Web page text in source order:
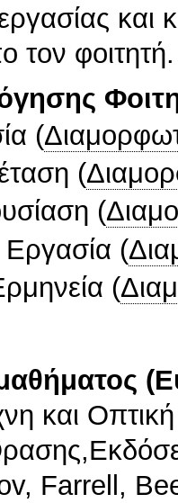
τον φοιτητή.
(
(
(
(
(
και
Farrell,